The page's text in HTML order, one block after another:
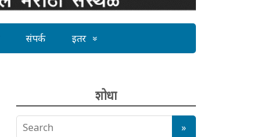
संपर्क इतर
शोधा